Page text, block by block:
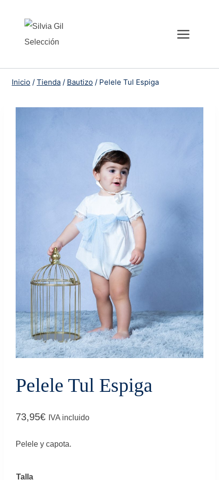
contenido
Inicio / Tienda / Bautizo / Pelele Tul Espiga
Pelele Tul Espiga
73,95€ IVA incluido
Pelele y capota.
Talla